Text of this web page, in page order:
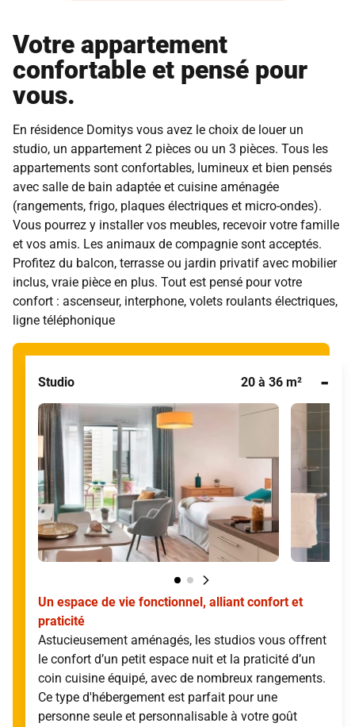
Votre appartement
confortable et pensé pour
vous.
En résidence Domitys vous avez le choix de louer un
studio, un appartement 2 pièces ou un 3 pièces. Tous les
appartements sont confortables, lumineux et bien pensés
avec salle de bain adaptée et cuisine aménagée
(rangements, frigo, plaques électriques et micro-ondes).
Vous pourrez y installer vos meubles, recevoir votre famille
et vos amis. Les animaux de compagnie sont acceptés.
Profitez du balcon, terrasse ou jardin privatif avec mobilier
inclus, vraie pièce en plus. Tout est pensé pour votre
confort : ascenseur, interphone, volets roulants électriques,
ligne téléphonique
Studio 20 à 36 m² -
Un espace de vie fonctionnel, alliant confort et
praticité
Astucieusement aménagés, les studios vous offrent
le confort d’un petit espace nuit et la praticité d’un
coin cuisine équipé, avec de nombreux rangements.
Ce type d'hébergement est parfait pour une
personne seule et personnalisable à votre goût